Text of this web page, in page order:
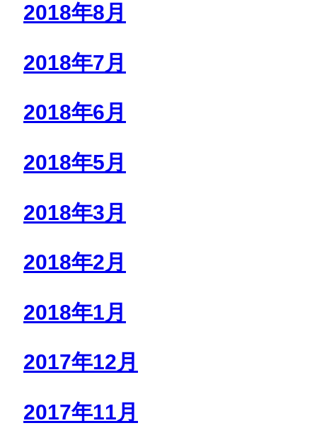
2018年8月
2018年7月
2018年6月
2018年5月
2018年3月
2018年2月
2018年1月
2017年12月
2017年11月